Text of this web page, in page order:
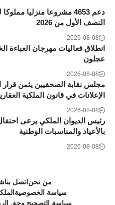
دعم 4653 مشروعا منزليا
النصف الأول من 2026
2026-08-08
انطلاق فعاليات مهرجان العباءة
عجلون
2026-08-08
مجلس نقابة الصحفيين يثمن قرار
الإعلانات في قانون الملكية
2026-08-08
رئيس الديوان الملكي يرعى
بالأعياد والمناسبات الوطنية
2026-08-08
من نحن اتصل بنا
سياسة الخصوصية
سياسة التصحيح وحق